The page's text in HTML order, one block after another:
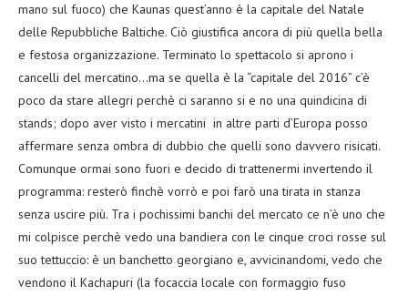
mano sul fuoco) che Kaunas quest’anno è la capitale del Natale
delle Repubbliche Baltiche. Ciò giustifica ancora di più quella bella
e festosa organizzazione. Terminato lo spettacolo si aprono i
cancelli del mercatino…ma se quella è la “capitale del 2016” c’è
poco da stare allegri perchè ci saranno si e no una quindicina di
stands; dopo aver visto i mercatini in altre parti d’Europa posso
affermare senza ombra di dubbio che quelli sono davvero risicati.
Comunque ormai sono fuori e decido di trattenermi invertendo il
programma: resterò finchè vorrò e poi farò una tirata in stanza
senza uscire più. Tra i pochissimi banchi del mercato ce n’è uno che
mi colpisce perchè vedo una bandiera con le cinque croci rosse sul
suo tettuccio: è un banchetto georgiano e, avvicinandomi, vedo che
vendono il Kachapuri (la focaccia locale con formaggio fuso